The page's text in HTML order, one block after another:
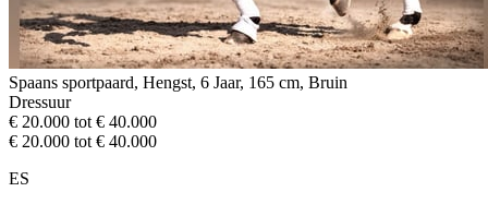
Spaans sportpaard, Hengst, 6 Jaar, 165 cm, Bruin
Dressuur
€ 20.000 tot € 40.000
€ 20.000 tot € 40.000
ES